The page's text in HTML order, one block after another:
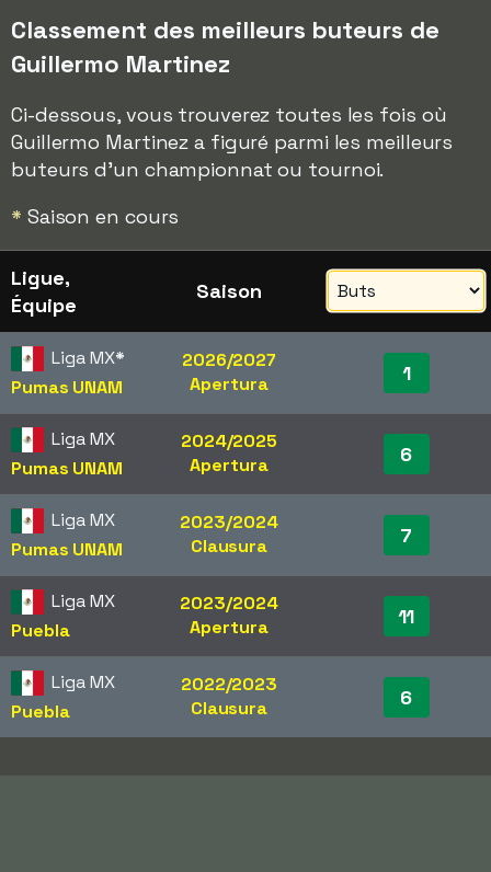
Classement des meilleurs buteurs de
Guillermo Martinez
Ci-dessous, vous trouverez toutes les fois où
Guillermo Martinez a figuré parmi les meilleurs
buteurs d'un championnat ou tournoi.
* Saison en cours
Ligue,
Équipe
Saison
Liga MX*
Pumas UNAM
2026/2027
Apertura
1
Liga MX
Pumas UNAM
2024/2025
Apertura
6
Liga MX
Pumas UNAM
2023/2024
Clausura
7
Liga MX
Puebla
2023/2024
Apertura
11
Liga MX
Puebla
2022/2023
Clausura
6